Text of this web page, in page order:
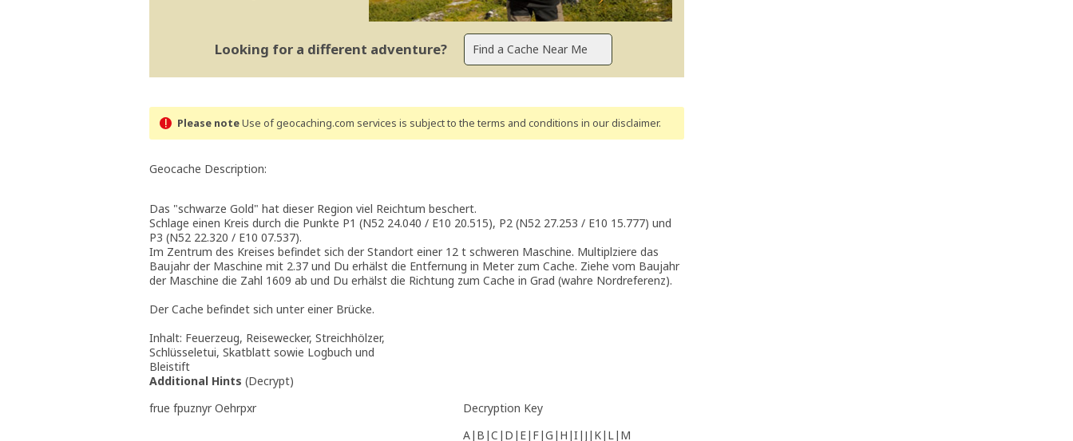
Looking for a different adventure?
Please noteUse of geocaching.com services is subject to the terms and conditions in our disclaimer.
Geocache Description:
Das "schwarze Gold" hat dieser Region viel Reichtum beschert.
Schlage einen Kreis durch die Punkte P1 (N52 24.040 / E10 20.515), P2 (N52 27.253 / E10 15.777) und
P3 (N52 22.320 / E10 07.537).
Im Zentrum des Kreises befindet sich der Standort einer 12 t schweren Maschine. Multiplziere das
Baujahr der Maschine mit 2.37 und Du erhälst die Entfernung in Meter zum Cache. Ziehe vom Baujahr
der Maschine die Zahl 1609 ab und Du erhälst die Richtung zum Cache in Grad (wahre Nordreferenz).
Der Cache befindet sich unter einer Brücke.
Inhalt: Feuerzeug, Reisewecker, Streichhölzer,
Schlüsseletui, Skatblatt sowie Logbuch und
Bleistift
Additional Hints (Decrypt)
frue fpuznyr Oehrpxr
Decryption Key
A|B|C|D|E|F|G|H|I|J|K|L|M